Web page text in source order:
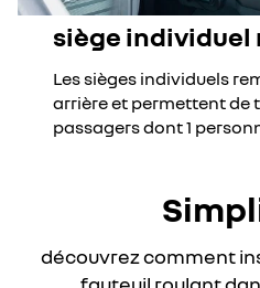
siège
Les sièges individuels
arrière et permettent de
passagers dont 1
découvrez comment